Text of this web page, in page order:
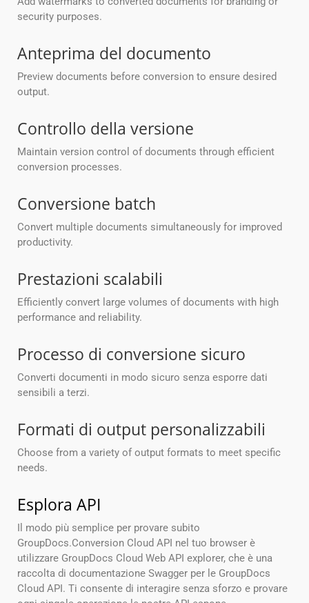
security purposes.
Anteprima del documento
Preview documents before conversion to ensure desired
output.
Controllo della versione
Maintain version control of documents through efficient
conversion processes.
Conversione batch
Convert multiple documents simultaneously for improved
productivity.
Prestazioni scalabili
Efficiently convert large volumes of documents with high
performance and reliability.
Processo di conversione sicuro
Converti documenti in modo sicuro senza esporre dati
sensibili a terzi.
Formati di output personalizzabili
Choose from a variety of output formats to meet specific
needs.
Esplora API
Il modo più semplice per provare subito
GroupDocs.Conversion Cloud API nel tuo browser è
utilizzare GroupDocs Cloud Web API explorer, che è una
raccolta di documentazione Swagger per le GroupDocs
Cloud API. Ti consente di interagire senza sforzo e provare